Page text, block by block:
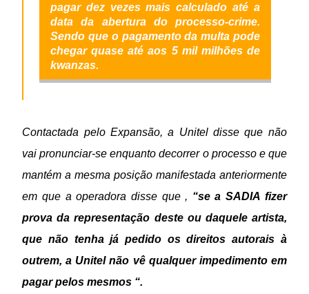
pagar dez vezes mais calculado até a
data da abertura do processo-crime.
Sendo que o pagamento da multa pode
chegar quase até aos 5 mil milhões de
kwanzas.
Contactada pelo Expansão, a Unitel disse que não
vai pronunciar-se enquanto decorrer o processo e que
mantém a mesma posição manifestada anteriormente
em que a operadora disse que , “se a SADIA fizer
prova da representação deste ou daquele artista,
que não tenha já pedido os direitos autorais à
outrem, a Unitel não vê qualquer impedimento em
pagar pelos mesmos “.